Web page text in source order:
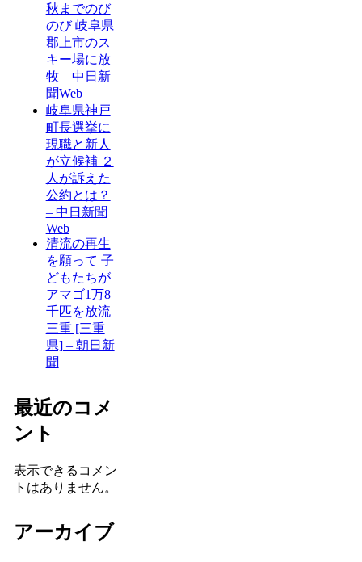
秋までのび
のび 岐阜県
郡上市のス
キー場に放
牧 – 中日新
聞Web
岐阜県神戸
町長選挙に
現職と新人
が立候補 ２
人が訴えた
公約とは？
– 中日新聞
Web
清流の再生
を願って 子
どもたちが
アマゴ1万8
千匹を放流
三重 [三重
県] – 朝日新
聞
最近のコメ
ント
表示できるコメン
トはありません。
アーカイブ